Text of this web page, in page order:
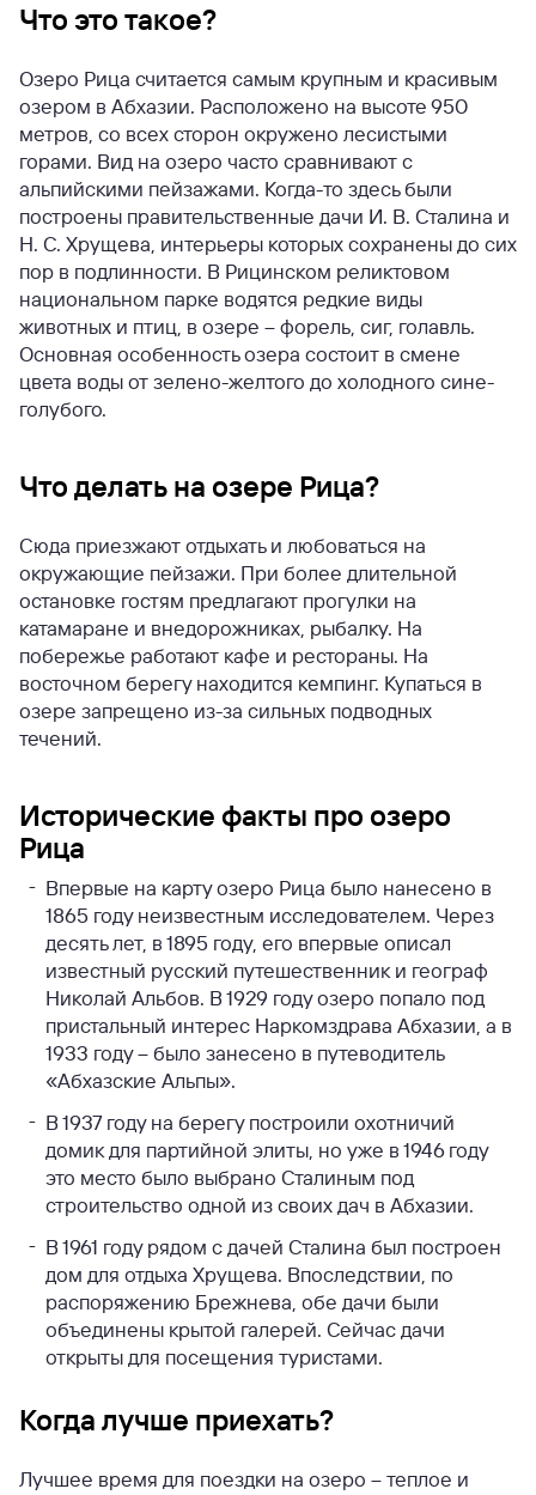
Что это такое?
Озеро Рица считается самым крупным и красивым
озером в Абхазии. Расположено на высоте 950
метров, со всех сторон окружено лесистыми
горами. Вид на озеро часто сравнивают с
альпийскими пейзажами. Когда-то здесь были
построены правительственные дачи И. В. Сталина и
Н. С. Хрущева, интерьеры которых сохранены до сих
пор в подлинности. В Рицинском реликтовом
национальном парке водятся редкие виды
животных и птиц, в озере – форель, сиг, голавль.
Основная особенность озера состоит в смене
цвета воды от зелено-желтого до холодного сине-
голубого.
Что делать на озере Рица?
Сюда приезжают отдыхать и любоваться на
окружающие пейзажи. При более длительной
остановке гостям предлагают прогулки на
катамаране и внедорожниках, рыбалку. На
побережье работают кафе и рестораны. На
восточном берегу находится кемпинг. Купаться в
озере запрещено из-за сильных подводных
течений.
Исторические факты про озеро
Рица
Впервые на карту озеро Рица было нанесено в
1865 году неизвестным исследователем. Через
десять лет, в 1895 году, его впервые описал
известный русский путешественник и географ
Николай Альбов. В 1929 году озеро попало под
пристальный интерес Наркомздрава Абхазии, а в
1933 году – было занесено в путеводитель
«Абхазские Альпы».
В 1937 году на берегу построили охотничий
домик для партийной элиты, но уже в 1946 году
это место было выбрано Сталиным под
строительство одной из своих дач в Абхазии.
В 1961 году рядом с дачей Сталина был построен
дом для отдыха Хрущева. Впоследствии, по
распоряжению Брежнева, обе дачи были
объединены крытой галерей. Сейчас дачи
открыты для посещения туристами.
Когда лучше приехать?
Лучшее время для поездки на озеро – теплое и